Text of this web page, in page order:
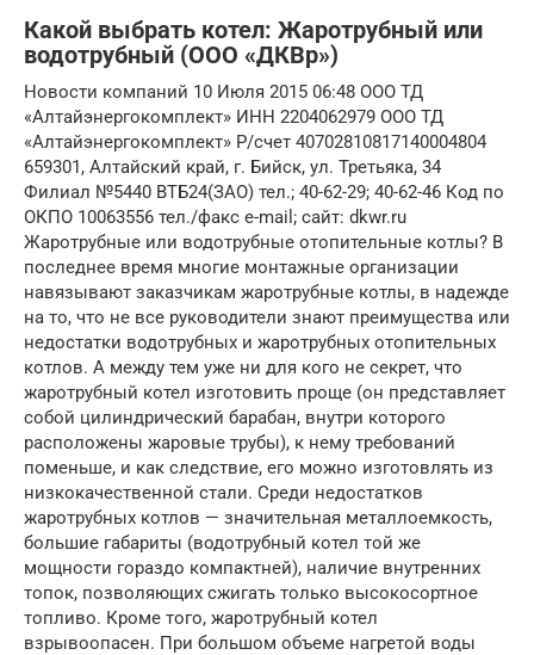
Какой выбрать котел: Жаротрубный или
водотрубный (ООО «ДКВр»)
Новости компаний 10 Июля 2015 06:48 ООО ТД
«Алтайэнергокомплект» ИНН 2204062979 ООО ТД
«Алтайэнергокомплект» Р/счет 40702810817140004804
659301, Алтайский край, г. Бийск, ул. Третьяка, 34
Филиал №5440 ВТБ24(ЗАО) тел.; 40-62-29; 40-62-46 Код по
ОКПО 10063556 тел./факс e-mail; сайт: dkwr.ru
Жаротрубные или водотрубные отопительные котлы? В
последнее время многие монтажные организации
навязывают заказчикам жаротрубные котлы, в надежде
на то, что не все руководители знают преимущества или
недостатки водотрубных и жаротрубных отопительных
котлов. А между тем уже ни для кого не секрет, что
жаротрубный котел изготовить проще (он представляет
собой цилиндрический барабан, внутри которого
расположены жаровые трубы), к нему требований
поменьше, и как следствие, его можно изготовлять из
низкокачественной стали. Среди недостатков
жаротрубных котлов — значительная металлоемкость,
большие габариты (водотрубный котел той же
мощности гораздо компактней), наличие внутренних
топок, позволяющих сжигать только высокосортное
топливо. Кроме того, жаротрубный котел
взрывоопасен. При большом объеме нагретой воды